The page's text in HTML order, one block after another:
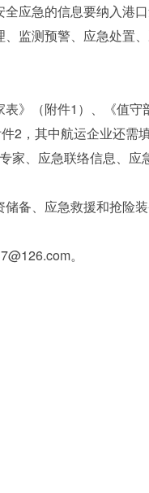
应急的信息要纳入港
监测预警、应急处置
（附件1）、《值守
2，其中航运企业还需
家、应急联络信息、
、应急救援和抢险装
。